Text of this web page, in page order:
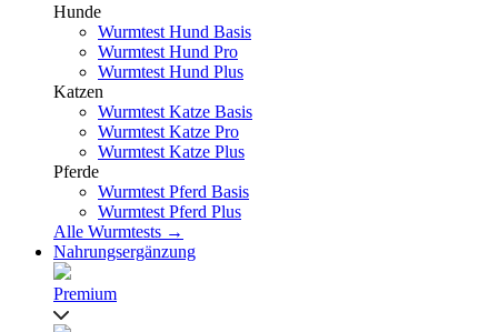
Hunde
Wurmtest Hund Basis
Wurmtest Hund Pro
Wurmtest Hund Plus
Katzen
Wurmtest Katze Basis
Wurmtest Katze Pro
Wurmtest Katze Plus
Pferde
Wurmtest Pferd Basis
Wurmtest Pferd Plus
Alle Wurmtests →
Nahrungsergänzung
Premium